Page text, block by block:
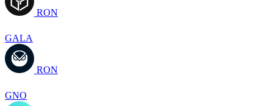
RON
GALA
RON
GNO